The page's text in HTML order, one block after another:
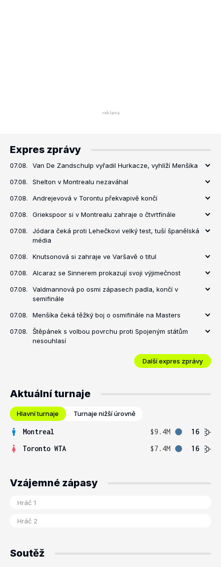
Expres zprávy
07.08. Van De Zandschulp vyřadil Hurkacze, vyhlíží Menšíka
07.08. Shelton v Montrealu nezaváhal
07.08. Andrejevová v Torontu překvapivě končí
07.08. Griekspoor si v Montrealu zahraje o čtvrtfinále
07.08.
Jódara čeká proti Lehečkovi velký test, tuší španělská
média
07.08. Knutsonová si zahraje ve Varšavě o titul
07.08. Alcaraz se Sinnerem prokazují svoji výjimečnost
07.08.
Valdmannová po osmi zápasech padla, končí v
semifinále
07.08. Menšíka čeká těžký boj o osmifinále na Masters
07.08.
Štěpánek s volbou povrchu proti Spojeným státům
nesouhlasí
Další expres zprávy
Aktuální turnaje
Hlavní turnaje Turnaje nižší úrovně
Montreal $9.4M
16
Toronto WTA
$7.4M 16
Vzájemné zápasy
Soutěž